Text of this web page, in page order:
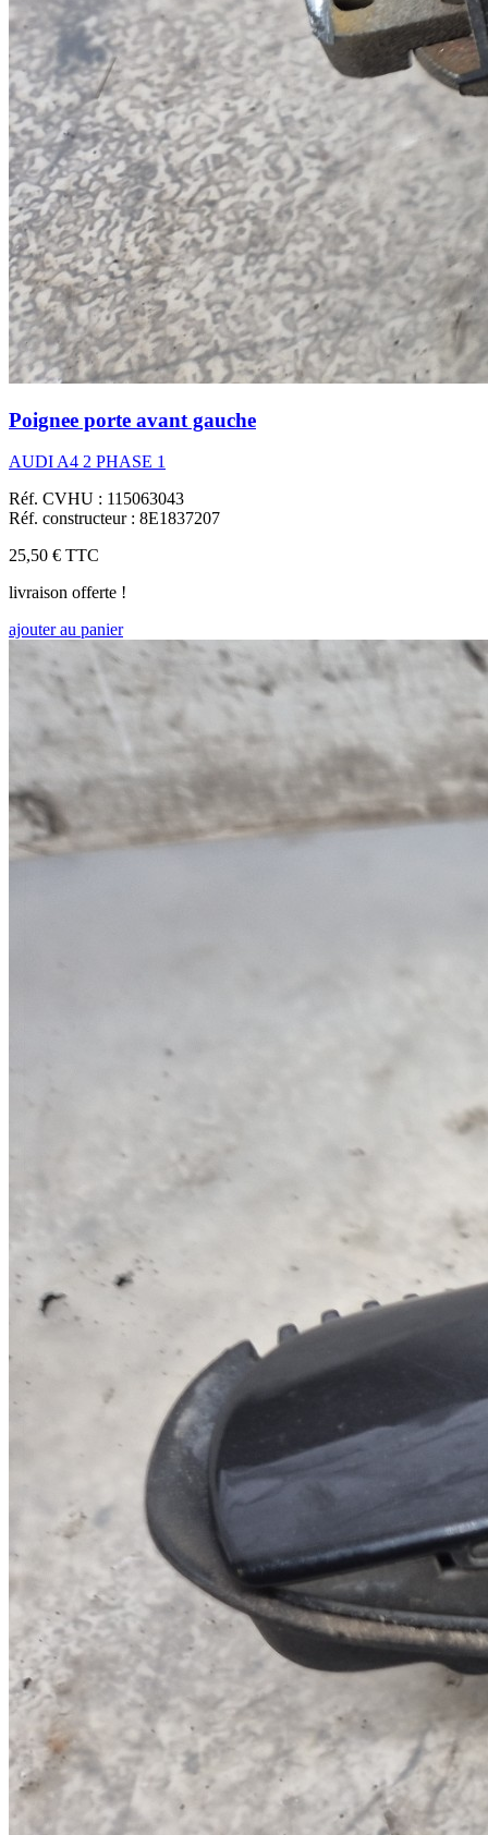
Poignee porte avant gauche
AUDI A4 2 PHASE 1
Réf. CVHU : 115063043
Réf. constructeur : 8E1837207
25,50 € TTC
livraison offerte !
ajouter au panier